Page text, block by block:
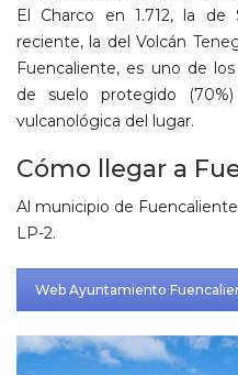
El Charco en 1.712, la
reciente, la del Volcán
Fuencaliente, es uno de
de suelo protegido
vulcanológica del lugar.
Cómo llegar a
Al municipio de
LP-2.
Web Ayuntamiento